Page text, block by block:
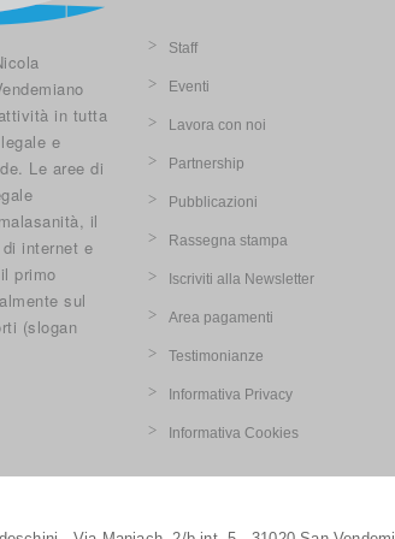
in tutta
e
Le aree di
il
internet e
primo
sul
(slogan
Staff
Eventi
Lavora con noi
Partnership
Pubblicazioni
Rassegna stampa
Iscriviti alla Newsletter
Area pagamenti
Testimonianze
Informativa Privacy
Informativa Cookies